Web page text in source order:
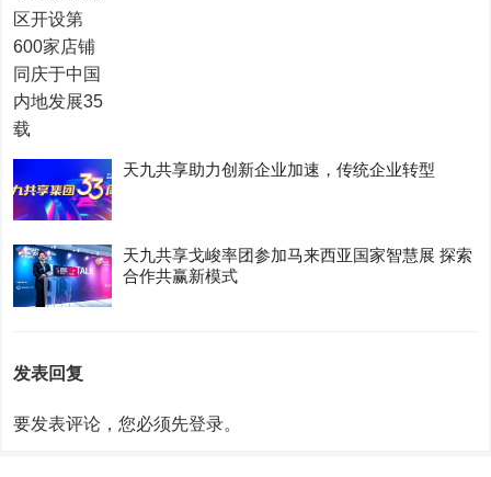
天九共享助力创新企业加速，传统企业转型
天九共享戈峻率团参加马来西亚国家智慧展 探索
合作共赢新模式
发表回复
要发表评论，您必须先登录。